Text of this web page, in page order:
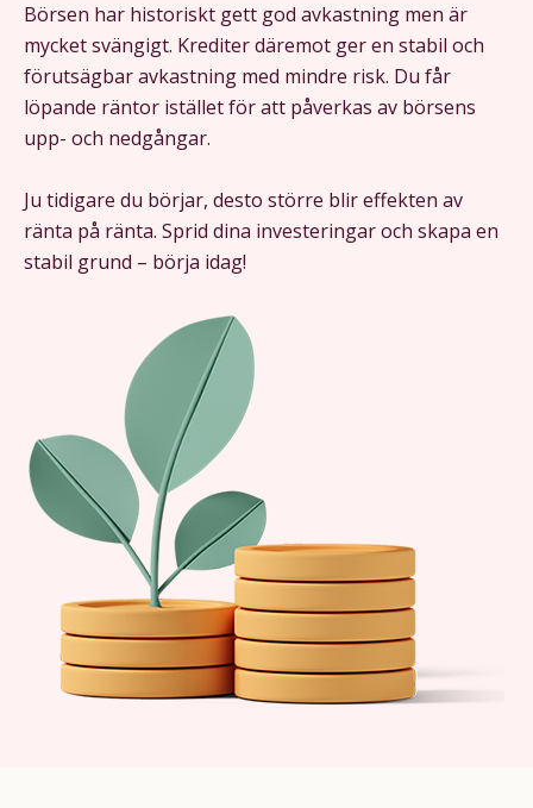
Börsen har historiskt gett god avkastning men är
mycket svängigt. Krediter däremot ger en stabil och
förutsägbar avkastning med mindre risk. Du får
löpande räntor istället för att påverkas av börsens
upp- och nedgångar.
Ju tidigare du börjar, desto större blir effekten av
ränta på ränta. Sprid dina investeringar och skapa en
stabil grund – börja idag!